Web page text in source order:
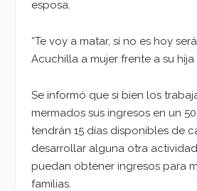
esposa.
“Te voy a matar, si no es hoy
Acuchilla a mujer frente a su hija
Se informó que si bien los
mermados sus ingresos en un
tendrán 15 días disponibles de
desarrollar alguna otra
puedan obtener ingresos para
familias.